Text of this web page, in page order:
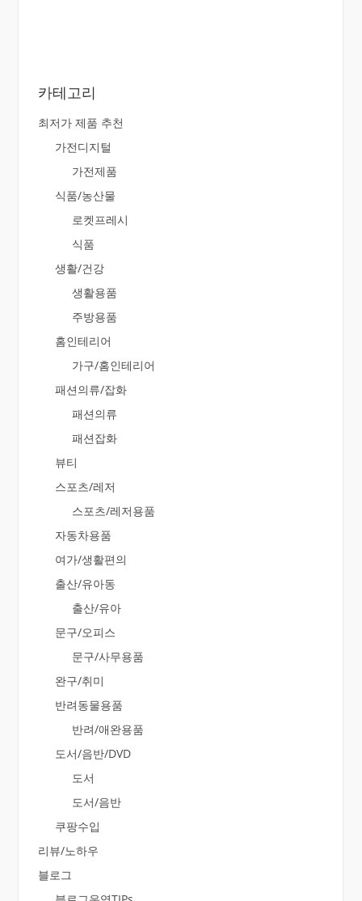
카테고리
최저가 제품 추천
가전디지털
가전제품
식품/농산물
로켓프레시
식품
생활/건강
생활용품
주방용품
홈인테리어
가구/홈인테리어
패션의류/잡화
패션의류
패션잡화
뷰티
스포츠/레저
스포츠/레저용품
자동차용품
여가/생활편의
출산/유아동
출산/유아
문구/오피스
문구/사무용품
완구/취미
반려동물용품
반려/애완용품
도서/음반/DVD
도서
도서/음반
쿠팡수입
리뷰/노하우
블로그